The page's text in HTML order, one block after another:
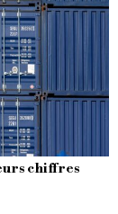
chiffres